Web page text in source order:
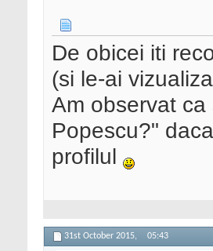
De obicei iti
(si le-ai
Am observat
Popescu?"
profilul
31st October 2015, 05:43